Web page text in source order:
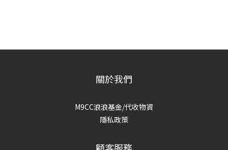
關於我們
M9CC浪浪基金/代收物資
隱私政策
顧客服務